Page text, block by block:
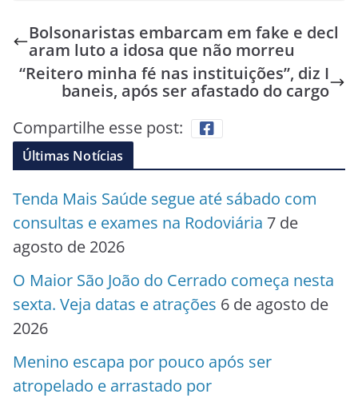
Bolsonaristas embarcam em fake e decl
aram luto a idosa que não morreu
“Reitero minha fé nas instituições”, diz I
baneis, após ser afastado do cargo
Compartilhe esse post:
Últimas Notícias
Tenda Mais Saúde segue até sábado com
consultas e exames na Rodoviária 7 de
agosto de 2026
O Maior São João do Cerrado começa nesta
sexta. Veja datas e atrações 6 de agosto de
2026
Menino escapa por pouco após ser
atropelado e arrastado por